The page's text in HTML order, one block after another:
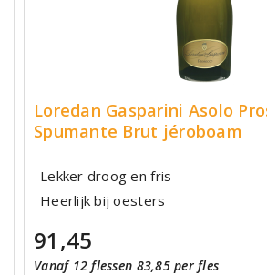
Loredan Gasparini Asolo
Spumante Brut jéroboam
Lekker droog en fris
Heerlijk bij oesters
91,45
Vanaf 12 flessen 83,85 per fles